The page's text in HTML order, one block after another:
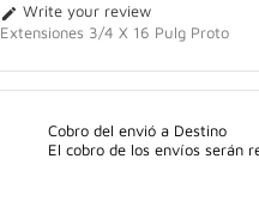
 Write your review
Extensiones 3/4 X 16 Pulg Proto
Cobro del envió a Destino
El cobro de los envíos serán